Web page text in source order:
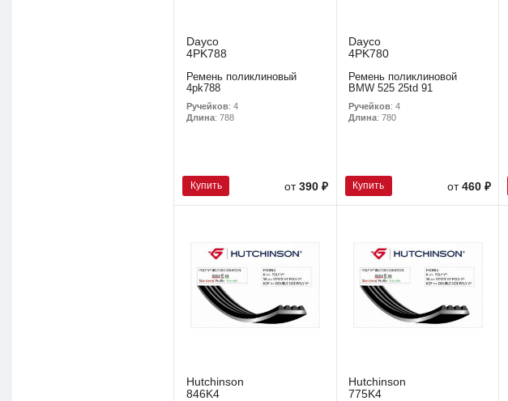
Dayco
4PK788
Ремень поликлиновый
4pk788
Ручейков: 4
Длина: 788
Купить от390 ₽
Dayco
4PK780
Ремень поликлиновой
BMW 525 25td 91
Ручейков: 4
Длина: 780
Купить от 460 ₽
Hutchinson
846K4
Hutchinson
775K4